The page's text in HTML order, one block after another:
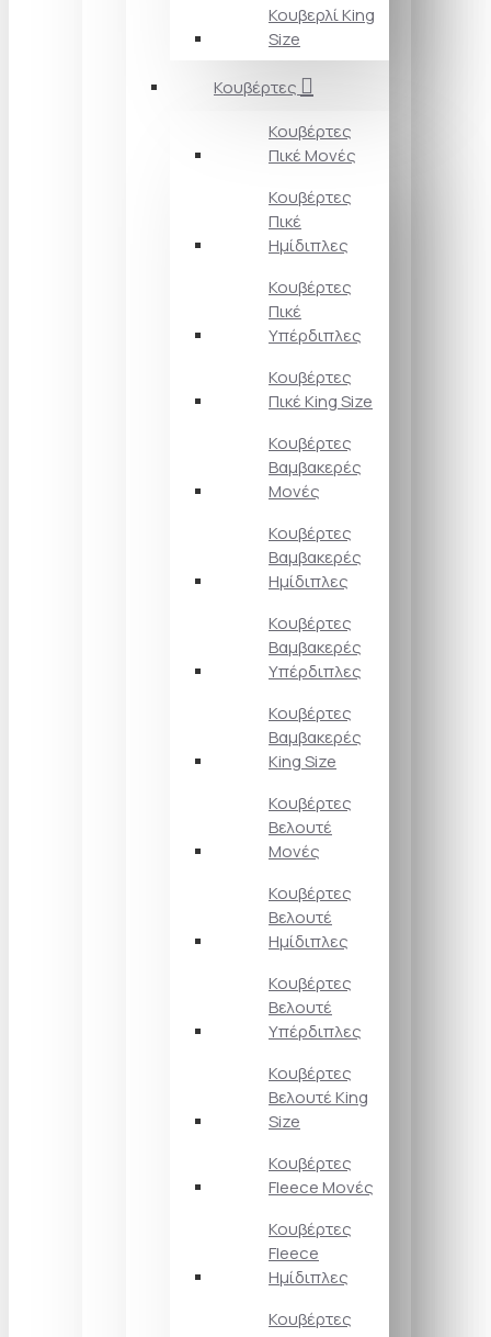
Κουβερλί King
Size
Κουβέρτες
Κουβέρτες
Πικέ Μονές
Κουβέρτες
Πικέ
Ημίδιπλες
Κουβέρτες
Πικέ
Υπέρδιπλες
Κουβέρτες
Πικέ King Size
Κουβέρτες
Βαμβακερές
Μονές
Κουβέρτες
Βαμβακερές
Ημίδιπλες
Κουβέρτες
Βαμβακερές
Υπέρδιπλες
Κουβέρτες
Βαμβακερές
King Size
Κουβέρτες
Βελουτέ
Μονές
Κουβέρτες
Βελουτέ
Ημίδιπλες
Κουβέρτες
Βελουτέ
Υπέρδιπλες
Κουβέρτες
Βελουτέ King
Size
Κουβέρτες
Fleece Μονές
Κουβέρτες
Fleece
Ημίδιπλες
Κουβέρτες